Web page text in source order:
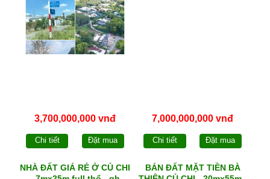
3,700,000,000 vnđ
Chi tiết Đặt mua
7,000,000,000 vnđ
Chi tiết Đặt mua
NHÀ ĐẤT GIÁ RẺ Ở CỦ CHI
BÁN ĐẤT MẶT TIỀN BÀ